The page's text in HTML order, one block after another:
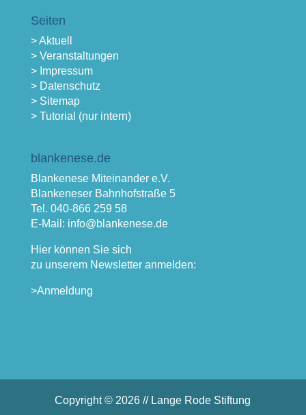
Seiten
> Aktuell
> Veranstaltungen
> Impressum
> Datenschutz
> Sitemap
> Tutorial (nur intern)
blankenese.de
Blankenese Miteinander e.V.
Blankeneser Bahnhofstraße 5
Tel. 040-866 259 58
E-Mail: info@blankenese.de
Hier können Sie sich
zu unserem Newsletter anmelden:
>Anmeldung
Copyright © 2026 // Lange Rode Stiftung